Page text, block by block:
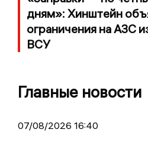
дням»: Хинштейн
ограничения на АЗС
ВСУ
Главные новости
07/08/2026 16:40